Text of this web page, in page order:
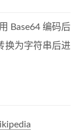
Base64 编码后
换为字符串后进